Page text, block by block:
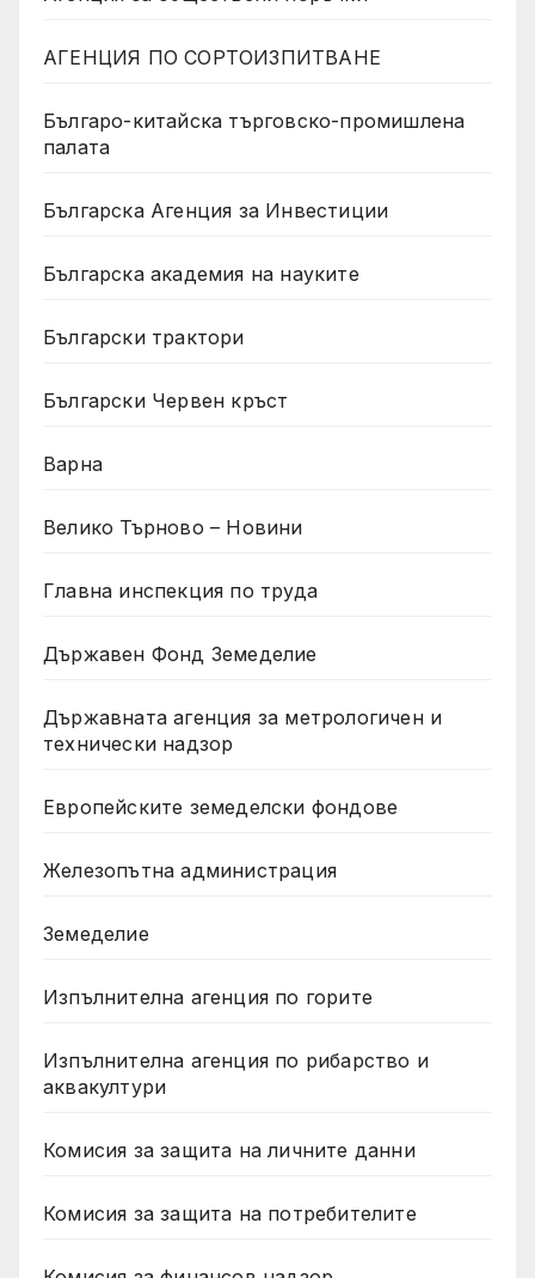
АГЕНЦИЯ ПО СОРТОИЗПИТВАНЕ
Българо-китайска търговско-промишлена
палата
Българска Агенция за Инвестиции
Българска академия на науките
Български трактори
Български Червен кръст
Варна
Велико Търново – Новини
Главна инспекция по труда
Държавен Фонд Земеделие
Държавната агенция за метрологичен и
технически надзор
Европейските земеделски фондове
Железопътна администрация
Земеделие
Изпълнителна агенция по горите
Изпълнителна агенция по рибарство и
аквакултури
Комисия за защита на личните данни
Комисия за защита на потребителите